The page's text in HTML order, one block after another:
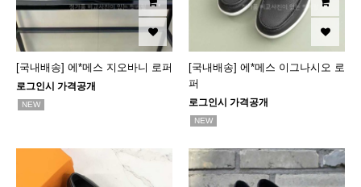
[국내배송] 에*메스 지오바니 로퍼
로그인시 가격공개
NEW
[국내배송] 에*메스 이그나시오 로
퍼
로그인시 가격공개
NEW